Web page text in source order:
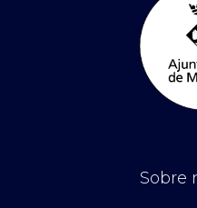
Sobre